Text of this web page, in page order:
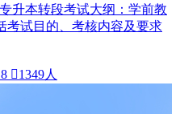
升本转段考试大纲：学前教
考试目的、考核内容及要求
1349人